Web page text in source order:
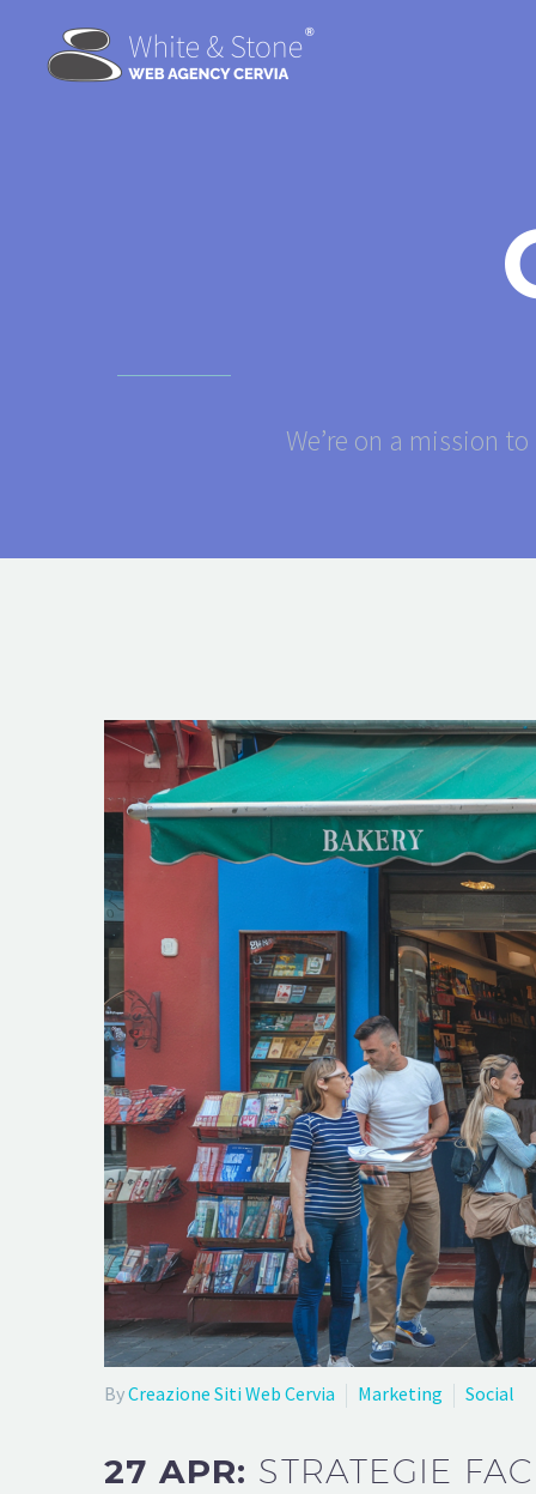
We’re on a mission
ByCreazione Siti Web Cervia Marketing Social
27 APR: STRATEGIE